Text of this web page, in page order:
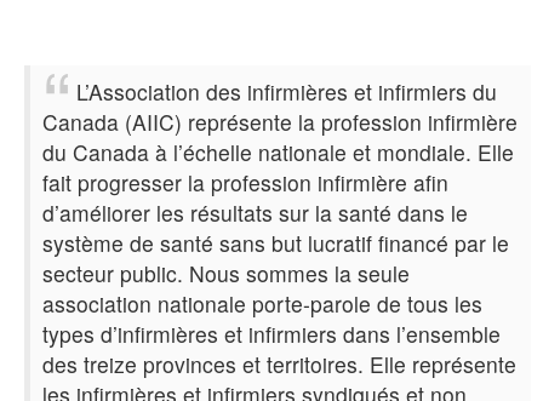
L’Association des infirmières et infirmiers du
Canada (AIIC) représente la profession infirmière
du Canada à l’échelle nationale et mondiale. Elle
fait progresser la profession infirmière afin
d’améliorer les résultats sur la santé dans le
système de santé sans but lucratif financé par le
secteur public. Nous sommes la seule
association nationale porte-parole de tous les
types d’infirmières et infirmiers dans l’ensemble
des treize provinces et territoires. Elle représente
les infirmières et infirmiers syndiqués et non